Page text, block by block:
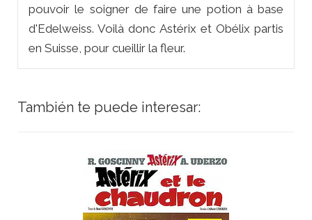
pouvoir le soigner de faire une potion à base
d'Edelweiss. Voilà donc Astérix et Obélix partis
en Suisse, pour cueillir la fleur.
También te puede interesar: